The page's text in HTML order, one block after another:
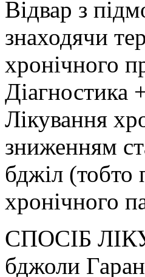
Відвар з
знаходячи
хронічного
Діагностика
Лікування
зниженням
бджіл (тобто
хронічного
СПОСІБ
бджоли